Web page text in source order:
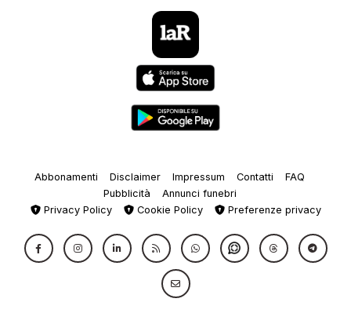
Abbonamenti Disclaimer Impressum Contatti
FAQ
Pubblicità
Annunci funebri
Privacy Policy
Cookie Policy Preferenze privacy